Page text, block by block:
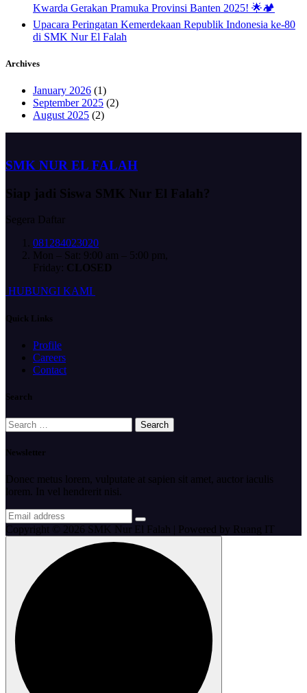
Kwarda Gerakan Pramuka Provinsi Banten 2025! 🌟🏕️
Upacara Peringatan Kemerdekaan Republik Indonesia ke-80
di SMK Nur El Falah
Archives
January 2026 (1)
September 2025 (2)
August 2025 (2)
SMK NUR EL FALAH
Siap jadi Siswa SMK Nur El Falah?
Segera Daftar
081284023020
Mon – Sat: 9:00 am – 5:00 pm,
Friday: CLOSED
HUBUNGI KAMI
Quick Links
Profile
Careers
Contact
Search
Search
for:
Newsletter
Donec metus lorem, vulputate at sapien sit amet, auctor iaculis
lorem. In vel hendrerit nisi.
Copyright © 2026 SMK Nur El Falah | Powered by Ruang IT